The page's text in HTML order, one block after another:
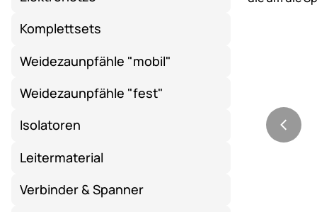
Komplettsets
Weidezaunpfähle "mobil"
Weidezaunpfähle "fest"
Isolatoren
Leitermaterial
Verbinder & Spanner